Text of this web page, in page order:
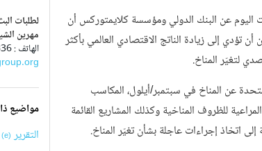
عن البنك الدولي ومؤسسة كلايمتوركس أن
إلى زيادة الناتج الاقتصادي العالمي بأكثر
عن المناخ في سبتمبر/أيلول، المكاسب
للظروف المناخية وكذلك المشاريع القائمة
إلى اتخاذ إجراءات عاجلة بشأن تغيّر المناخ.
لطلبات
مهرين
الهاتف : 7336-458 (202) 1+
مواضيع
التقرير (e)